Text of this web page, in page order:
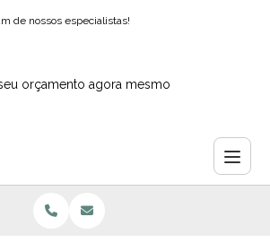
de nossos especialistas!
orçamento agora mesmo